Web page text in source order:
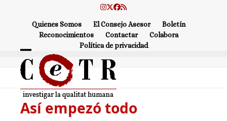
Instagram
Twitter
Facebook
RSS
Quienes Somos El Consejo Asesor
Boletín
Reconocimientos
Contactar
Colabora
Política de privacidad
Open
mobile
menu
Close
mobile
menu
Así empezó todo